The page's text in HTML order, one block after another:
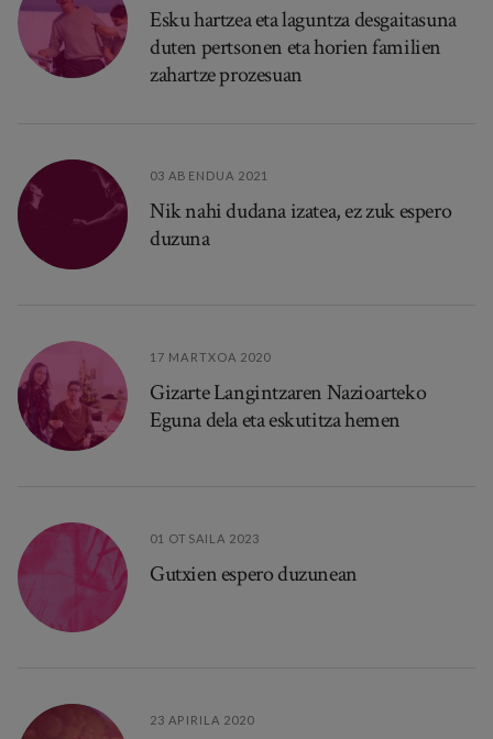
Esku hartzea eta laguntza desgaitasuna
duten pertsonen eta horien familien
zahartze prozesuan
03 ABENDUA 2021
Nik nahi dudana izatea, ez zuk espero
duzuna
17 MARTXOA 2020
Gizarte Langintzaren Nazioarteko
Eguna dela eta eskutitza hemen
01 OTSAILA 2023
Gutxien espero duzunean
23 APIRILA 2020